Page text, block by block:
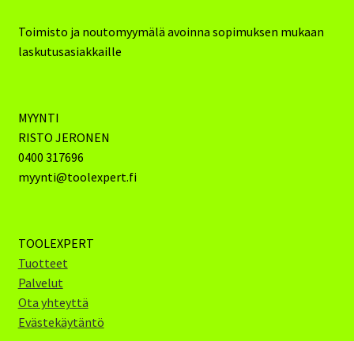
Toimisto ja noutomyymälä avoinna sopimuksen mukaan
laskutusasiakkaille
MYYNTI
RISTO JERONEN
0400 317696
myynti@toolexpert.fi
TOOLEXPERT
Tuotteet
Palvelut
Ota yhteyttä
Evästekäytäntö